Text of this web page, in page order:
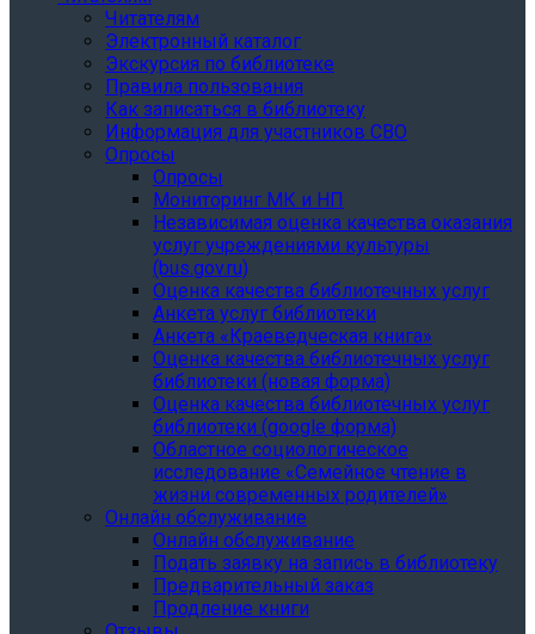
Читателям
Электронный каталог
Экскурсия по библиотеке
Правила пользования
Как записаться в библиотеку
Информация для участников СВО
Опросы
Опросы
Мониторинг МК и НП
Независимая оценка качества оказания
услуг учреждениями культуры
(bus.gov.ru)
Оценка качества библиотечных услуг
Анкета услуг библиотеки
Анкета «Краеведческая книга»
Oценка качества библиотечных услуг
библиотеки (новая форма)
Oценка качества библиотечных услуг
библиотеки (google форма)
Областное социологическое
исследование «Семейное чтение в
жизни современных родителей»
Онлайн обслуживание
Онлайн обслуживание
Подать заявку на запись в библиотеку
Предварительный заказ
Продление книги